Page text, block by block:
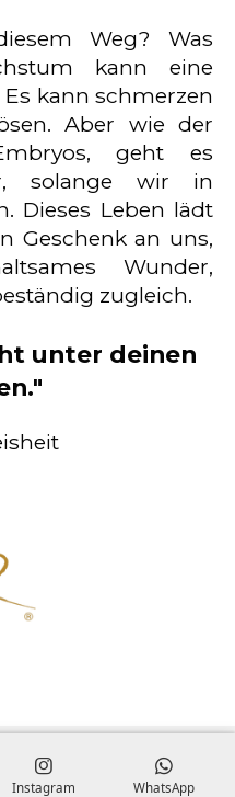
Weg? Was
kann eine
kann schmerzen
Aber wie der
geht es
solange wir in
Dieses Leben lädt
Geschenk an uns,
Wunder,
zugleich.
unter deinen
Instagram WhatsApp